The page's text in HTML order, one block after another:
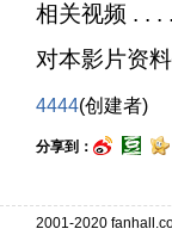
相关视频 . . .
对本影片资
4444(创建者)
分享到：
2001-2020